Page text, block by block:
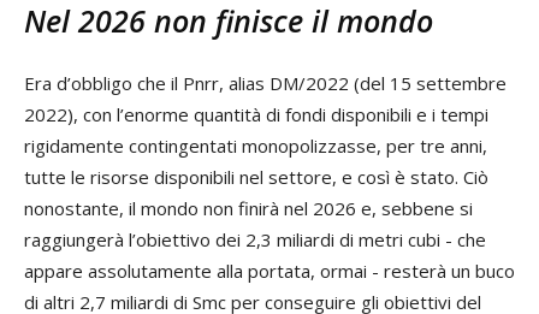
Nel 2026 non finisce il mondo
Era d’obbligo che il Pnrr, alias DM/2022 (del 15 settembre
2022), con l’enorme quantità di fondi disponibili e i tempi
rigidamente contingentati monopolizzasse, per tre anni,
tutte le risorse disponibili nel settore, e così è stato. Ciò
nonostante, il mondo non finirà nel 2026 e, sebbene si
raggiungerà l’obiettivo dei 2,3 miliardi di metri cubi - che
appare assolutamente alla portata, ormai - resterà un buco
di altri 2,7 miliardi di Smc per conseguire gli obiettivi del